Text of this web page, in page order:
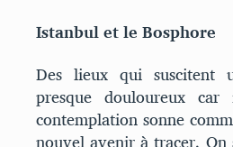
Istanbul et le Bosphore
Des lieux qui suscitent
presque douloureux
contemplation sonne